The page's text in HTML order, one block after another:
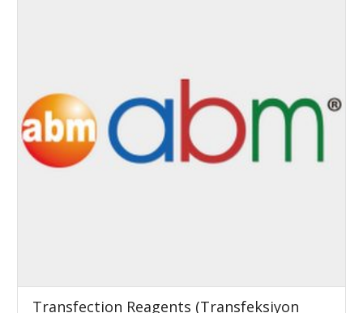
Transfection Reagents (Transfeksiyon